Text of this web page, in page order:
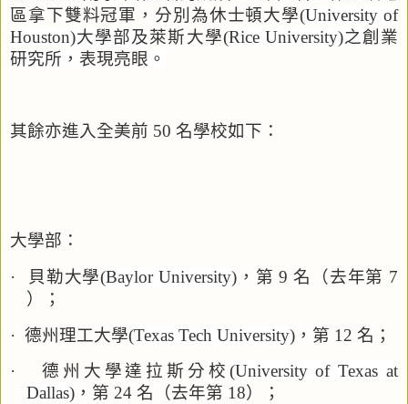
區拿下雙料冠軍，分別為休士頓大學(University of
Houston)大學部及萊斯大學(Rice University)之 創業
研究所， 表現亮眼 。
其餘亦進入全美前 50 名學校如下：
大學部：
·
貝勒大學(Baylor University) ，第 9名（去年第 7
）；
· 德州理工大學(Texas Tech University) ，第 12 名；
·
德州大學達拉斯分校 (University of Texas at
Dallas) ，第 24 名（去年第 18）；